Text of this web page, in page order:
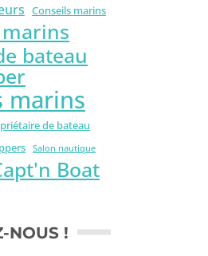
Conseils marins
bateau
marins
de bateau
Salon nautique
Boat
NOUS !